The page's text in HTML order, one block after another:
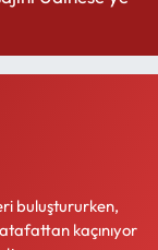
buluştururken,
kaçınıyor